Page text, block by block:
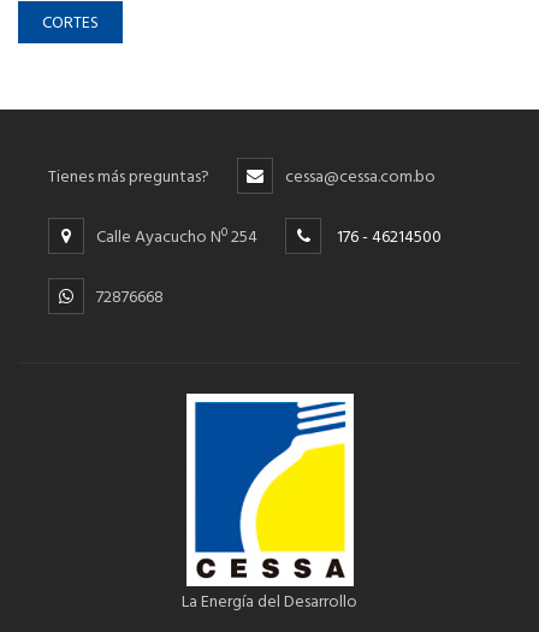
CORTES
Tienes más preguntas? cessa@cessa.com.bo
Calle Ayacucho Nº 254 176 - 46214500
72876668
La Energía del Desarrollo